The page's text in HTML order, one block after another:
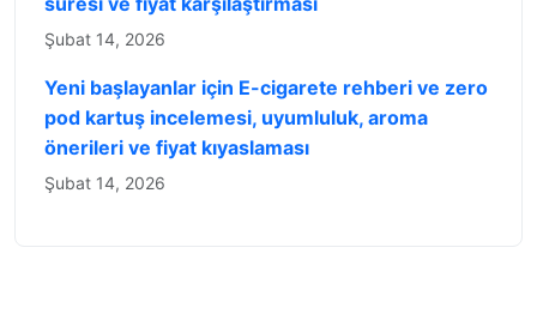
Şubat 14, 2026
Yeni başlayanlar için E-cigarete rehberi ve zero
pod kartuş incelemesi, uyumluluk, aroma
önerileri ve fiyat kıyaslaması
Şubat 14, 2026